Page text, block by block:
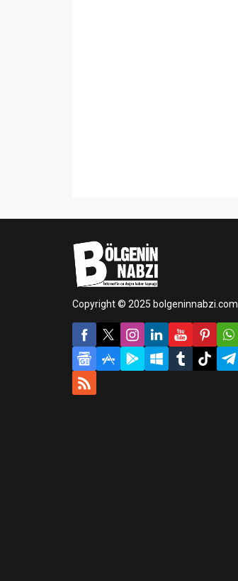
Copyright © 2025 bolgeninnabzi.com